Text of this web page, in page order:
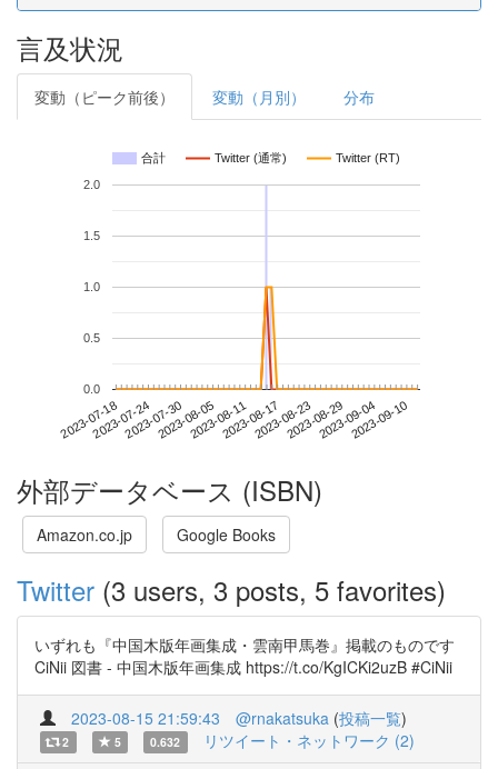
言及状況
変動（ピーク前後） 変動（月別） 分布
合計 Twitter (通常) Twitter (RT)
2023-07-182023-07-242023-07-302023-08-052023-08-112023-08-172023-08-232023-08-292023-09-042023-09-10
0.0
0.5
1.0
1.5
2.0
外部データベース (ISBN)
Amazon.co.jp Google Books
Twitter (3 users, 3 posts, 5 favorites)
いずれも『中国木版年画集成・雲南甲馬巻』掲載のものです
CiNii 図書 - 中国木版年画集成 https://t.co/KgICKi2uzB #CiNii
2023-08-15 21:59:43 @rnakatsuka (投稿一覧)
2 5 0.632 リツイート・ネットワーク (2)